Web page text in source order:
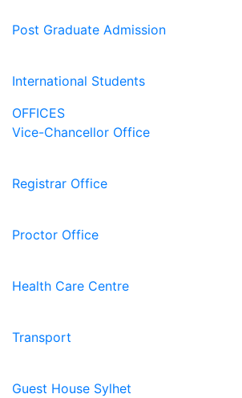
Post Graduate Admission
International Students
OFFICES
Vice-Chancellor Office
Registrar Office
Proctor Office
Health Care Centre
Transport
Guest House Sylhet